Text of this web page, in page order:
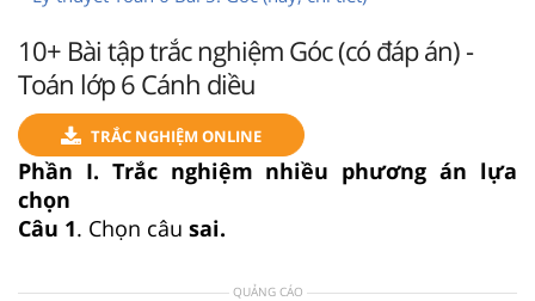
10+ Bài tập trắc nghiệm Góc (có đáp án) -
Toán lớp 6 Cánh diều
TRẮC NGHIỆM ONLINE
Phần I. Trắc nghiệm nhiều phương án lựa
chọn
Câu 1. Chọn câu sai.
QUẢNG CÁO